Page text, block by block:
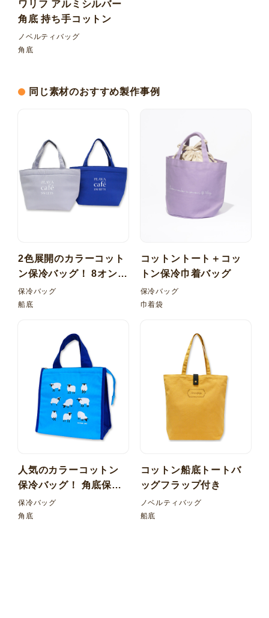
ワリフ アルミシルバー
角底 持ち手コットン
ノベルティバッグ
角底
同じ素材のおすすめ製作事例
2色展開のカラーコット
ン保冷バッグ！ 8オンス
カラー 船底保冷バッグ
保冷バッグ
船底
コットントート＋コッ
トン保冷巾着バッグ
保冷バッグ
巾着袋
人気のカラーコットン
保冷バッグ！ 角底保冷
バッグ
保冷バッグ
角底
コットン船底トートバ
ッグフラップ付き
ノベルティバッグ
船底